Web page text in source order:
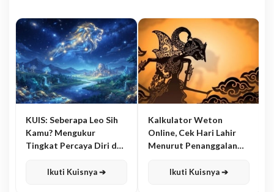
KUIS: Seberapa Leo Sih
Kamu? Mengukur
Tingkat Percaya Diri dan
Ikuti Kuisnya ➔
Kalkulator Weton
Online, Cek Hari Lahir
Menurut Penanggalan
Ikuti Kuisnya ➔